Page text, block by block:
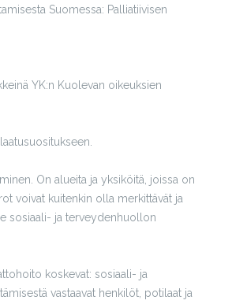
Suomessa: Palliatiivisen
YK:n Kuolevan oikeuksien
On alueita ja yksiköitä, joissa on
voivat kuitenkin olla merkittävät ja
sosiaali- ja terveydenhuollon
koskevat: sosiaali- ja
vastaavat henkilöt, potilaat ja